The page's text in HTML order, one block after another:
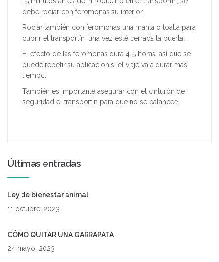
debe rociar con feromonas su interior.
Rociar también con feromonas una manta o toalla para
cubrir el transportín una vez esté cerrada la puerta.
El efecto de las feromonas dura 4-5 horas, así que se
puede repetir su aplicación si el viaje va a durar más
tiempo.
También es importante asegurar con el cinturón de
seguridad el transportín para que no se balancee.
Últimas entradas
Ley de bienestar animal
11 octubre, 2023
CÓMO QUITAR UNA GARRAPATA
24 mayo, 2023